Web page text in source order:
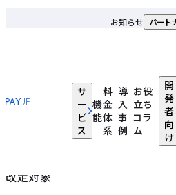
サ
ー
ビ
ス
機
能
料
金
体
系
導
入
事
例
お役
立ち
コラ
ム
開
発
者
向
け
お知らせ パート
利用規約改定のお知らせ ：改定
平素よりPAY.JPおよびPAY.JP
ご愛顧いただき、誠にありがとうござ
2025年11月5日付で、利用規約を
ていただきますので、お知らせいたし
改定対象